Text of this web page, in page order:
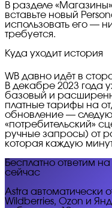
В разделе
вставьте новый
использовать его —
требуется.
Куда уходит история
WB давно идёт в
В декабре 2023 года
базовый и
платные тарифы на
обновление —
«потребительский»
ручные запросы) от
которая каждую
Бесплатно ответим
сейчас
Astra автоматически
Wildberries, Ozon и